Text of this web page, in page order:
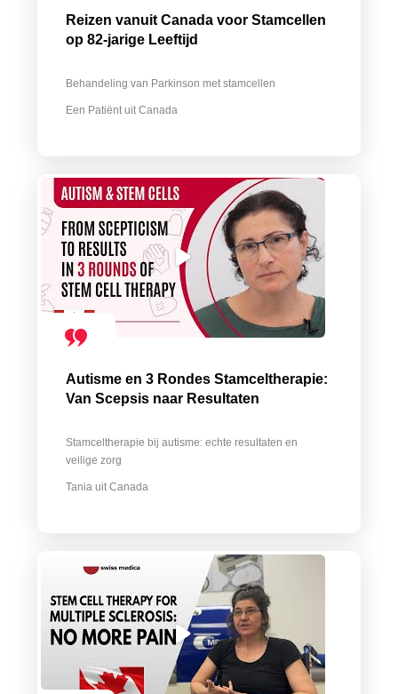
Reizen vanuit Canada voor Stamcellen
op 82-jarige Leeftijd
Behandeling van Parkinson met stamcellen
Een Patiënt uit Canada
Autisme en 3 Rondes Stamceltherapie:
Van Scepsis naar Resultaten
Stamceltherapie bij autisme: echte resultaten en
veilige zorg
Tania uit Canada